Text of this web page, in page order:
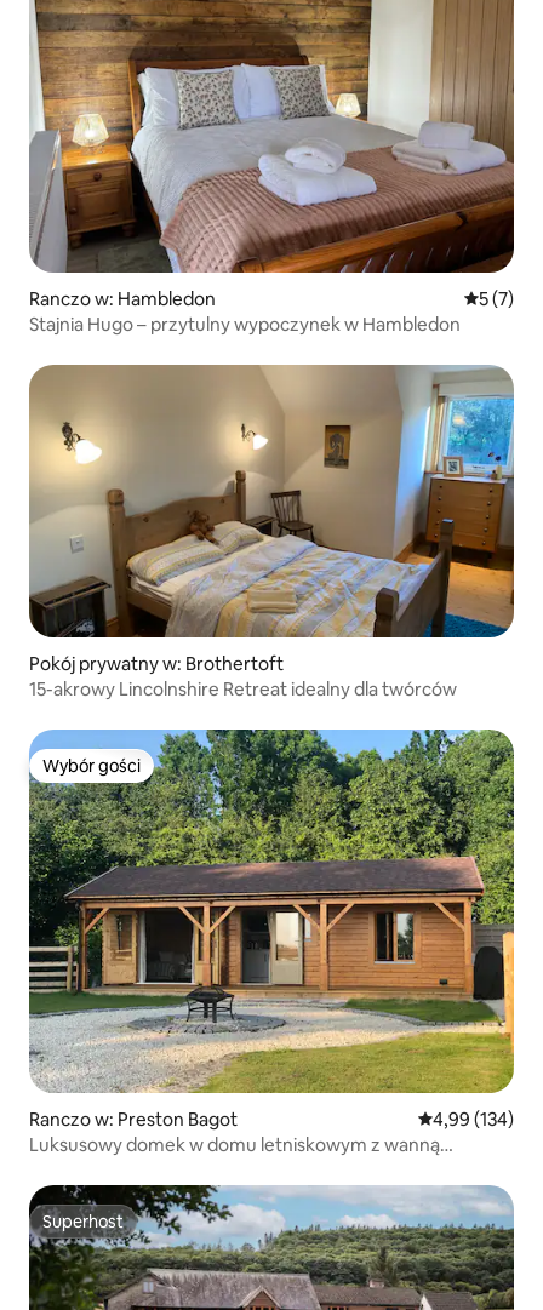
Ranczo w: Hambledon Średnia
5 (7)
Stajnia Hugo – przytulny wypoczynek w Hambledon
Pokój prywatny w: Brothertoft
15-akrowy Lincolnshire Retreat idealny dla twórców
Wybór gości
Wybór gości
Ranczo w: Preston Bagot Średnia
4,99 (134)
Luksusowy domek w domu letniskowym z wanną
Superhost
Superhost